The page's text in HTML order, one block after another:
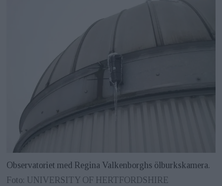
Observatoriet med Regina Valkenborghs ölburkskamera.
Foto: UNIVERSITY OF HERTFORDSHIRE